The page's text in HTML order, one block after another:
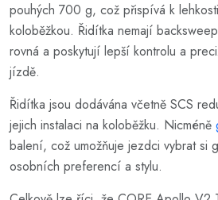
pouhých 700 g, což přispívá k
koloběžkou. Řidítka nemají
rovná a poskytují lepší kontrolu a
jízdě.
Řidítka jsou dodávána včetně SCS
jejich instalaci na koloběžku. Nicméně
balení, což umožňuje jezdci vybrat si
osobních preferencí a stylu.